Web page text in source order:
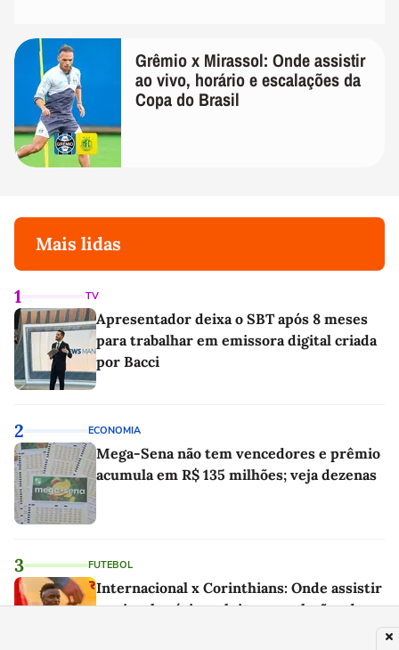
Grêmio x Mirassol: Onde assistir
ao vivo, horário e escalações da
Copa do Brasil
Mais lidas
1 TV
Apresentador deixa o SBT após 8 meses
para trabalhar em emissora digital criada
por Bacci
2 ECONOMIA
Mega-Sena não tem vencedores e prêmio
acumula em R$ 135 milhões; veja dezenas
3 FUTEBOL
Internacional x Corinthians: Onde assistir
ao vivo, horário, palpite e escalações da